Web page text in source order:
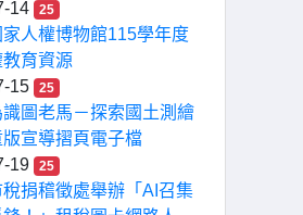
14
25
人權博物館115學年度
教育資源
15
25
識圖老馬－探索國土測繪
版宣導摺頁電子檔
19
25
稅捐稽徵處舉辦「AI召集